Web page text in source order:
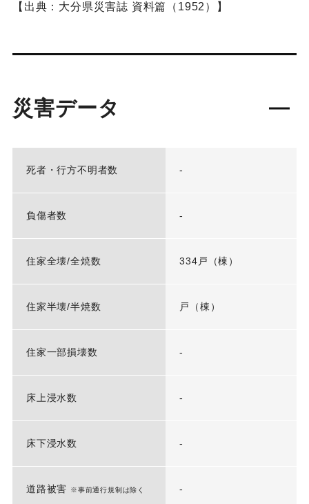
【出典：大分県災害誌 資料篇（1952）】
災害データ
死者・行方不明者数 -
負傷者数 -
住家全壊/全焼数 334戸（棟）
住家半壊/半焼数 戸（棟）
住家一部損壊数 -
床上浸水数 -
床下浸水数 -
道路被害 ※事前通行規制は除く -